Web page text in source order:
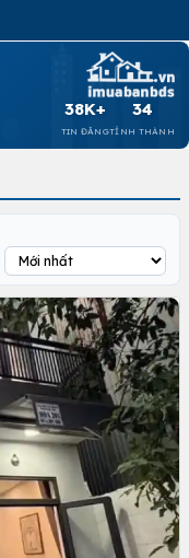
38K+
TIN ĐĂNG
34
TỈNH THÀNH